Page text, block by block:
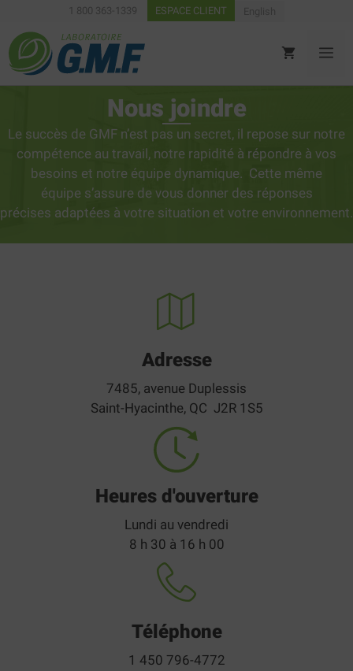
contenu
1 800 363-1339 ESPACE CLIENT
Nous joindre
Le succès de GMF n’est pas un secret, il repose sur notre
compétence au travail, notre rapidité à répondre à vos
besoins et notre équipe dynamique. Cette même
équipe s’assure de vous donner des réponses
précises adaptées à votre situation et votre environnement.
Adresse
7485, avenue Duplessis
Saint-Hyacinthe, QC J2R 1S5
Heures d'ouverture
Lundi au vendredi
8 h 30 à 16 h 00
Téléphone
1 450 796-4772